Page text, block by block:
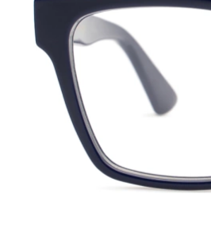
Breedte
39 mm
Glashoogte